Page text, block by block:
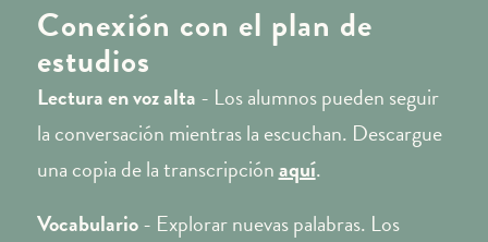
Conexión con el plan de
estudios
Lectura en voz alta - Los alumnos pueden seguir
la conversación mientras la escuchan. Descargue
una copia de la transcripciónaquí.
Vocabulario- Explorar nuevas palabras. Los